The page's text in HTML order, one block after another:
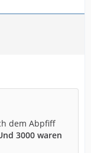
dem Abpfiff
3000 waren